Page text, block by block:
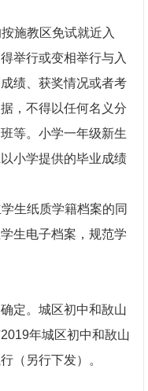
施教区免试就近入
举行或变相举行与入
绩、获奖情况或者考
，不得以任何名义分
等。小学一年级新生
小学提供的毕业成绩
生纸质学籍档案的同
生电子档案，规范学
定。城区初中和敔山
年城区初中和敔山
（另行下发）。